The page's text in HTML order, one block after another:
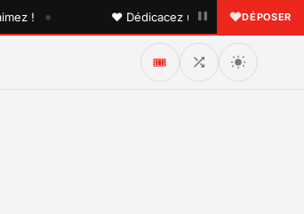
• ♥ Dédicacez un titre à vos proches sur
DÉPOSER
🎟️